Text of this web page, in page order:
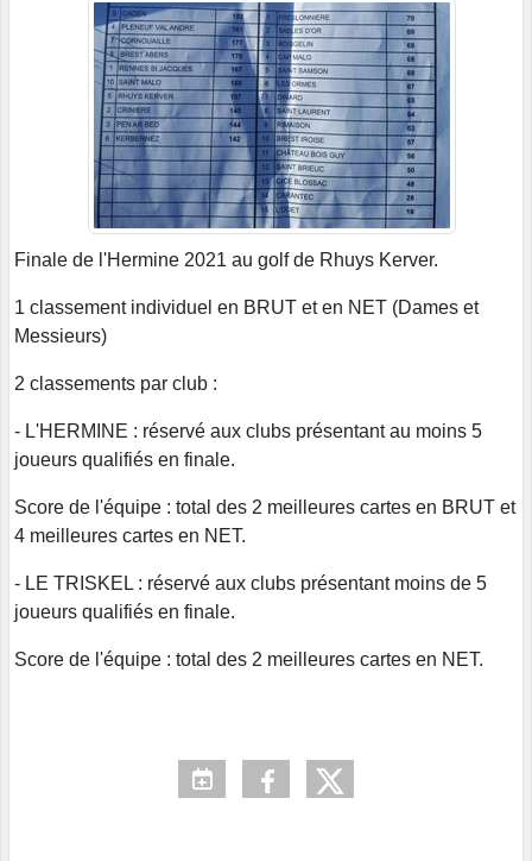
Finale de l'Hermine 2021 au golf de Rhuys Kerver.
1 classement individuel en BRUT et en NET (Dames et
Messieurs)
2 classements par club :
- L'HERMINE : réservé aux clubs présentant au moins 5
joueurs qualifiés en finale.
Score de l'équipe : total des 2 meilleures cartes en BRUT et
4 meilleures cartes en NET.
- LE TRISKEL : réservé aux clubs présentant moins de 5
joueurs qualifiés en finale.
Score de l'équipe : total des 2 meilleures cartes en NET.